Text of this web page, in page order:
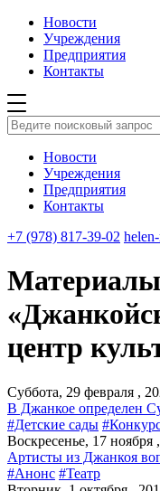
Новости
Учреждения
Предприятия
Контакты
Новости
Учреждения
Предприятия
Контакты
+7 (978) 817-39-02
Материалы
центр
Суббота, 29 февраля ,
В Джанкое определен
#Детские сады
Воскресенье, 17 ноября
Артисты из Джанкоя
#Анонс #Театр